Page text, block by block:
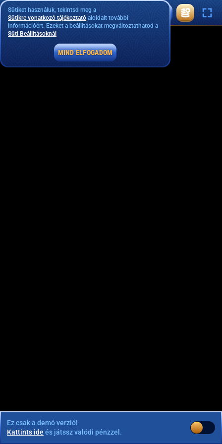
Ez csak a demó verzió!
Kattints ide és játssz valódi pénzzel.
Sütiket használuk, tekintsd meg a
Sütikre vonatkozó tájékoztató aloldalt további
információért. Ezeket a beállításokat megváltoztathatod a
Süti Beállításoknál
MIND ELFOGADOM